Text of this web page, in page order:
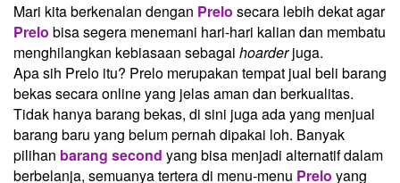
Mari kita berkenalan dengan Prelo secara lebih dekat agar
Prelo bisa segera menemani hari-hari kalian dan membatu
menghilangkan kebiasaan sebagai hoarderjuga.
Apa sih Prelo itu? Prelo merupakan tempat jual beli barang
bekas secara online yang jelas aman dan berkualitas.
Tidak hanya barang bekas, di sini juga ada yang menjual
barang baru yang belum pernah dipakai loh. Banyak
pilihan barang second yang bisa menjadi alternatif dalam
berbelanja, semuanya tertera di menu-menu Prelo yang